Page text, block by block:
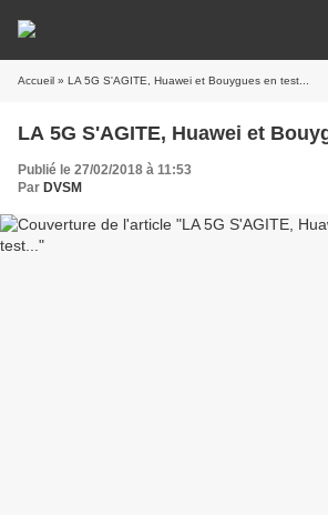
Accueil » LA 5G S'AGITE, Huawei et Bouygues en test...
LA 5G S'AGITE, Huawei et
Publié le 27/02/2018 à 11:53
Par DVSM